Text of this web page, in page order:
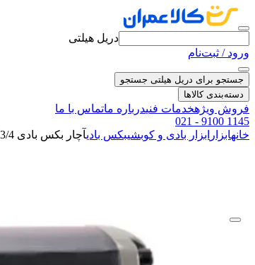
دریل هیلتی
ورود / ثبت‌نام
جستجو برای دریل هیلتی جستجو
دسته‌بندی کالاها
فروش ویژهخدمات فنیدرباره ماتماس با ما
021 - 9100 1145
خانهابزار ابزار بادی و کوبشیبکس بادیآچار بکس بادی 3/4 اینچ مدل CT38114 کرون